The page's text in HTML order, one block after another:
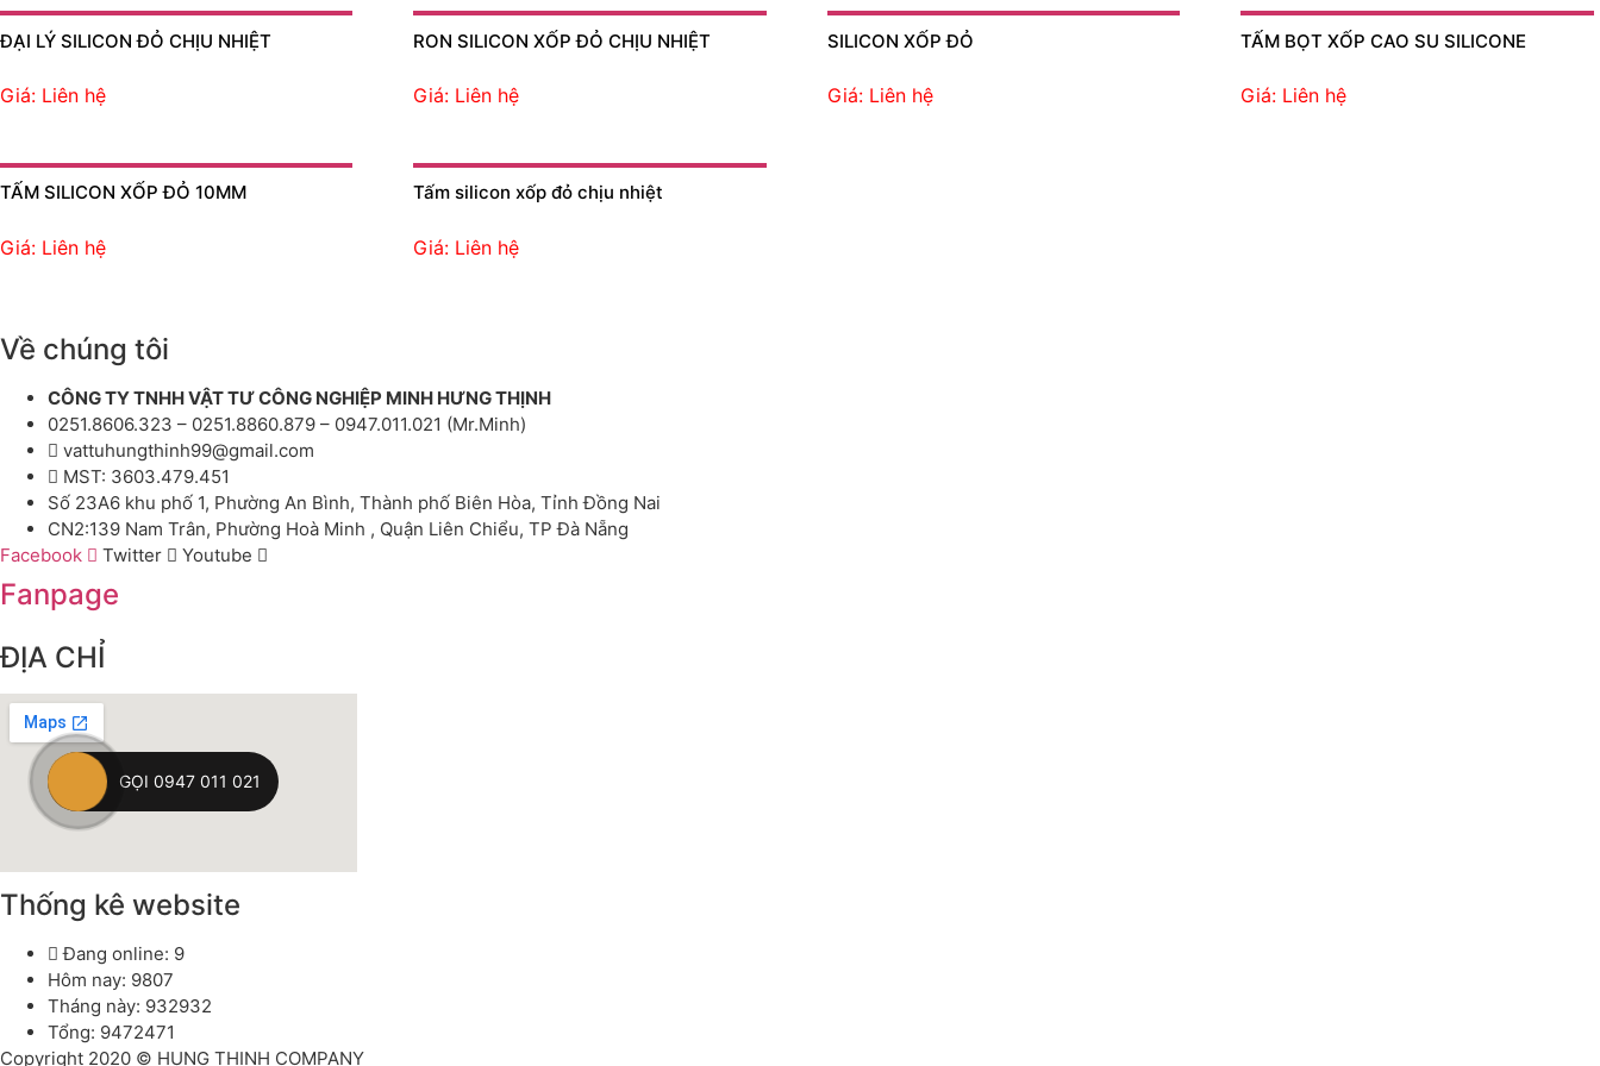
GỌI 0947 011 021
ĐẠI LÝ SILICON ĐỎ CHỊU NHIỆT
Giá: Liên hệ
RON SILICON XỐP ĐỎ CHỊU NHIỆT
Giá: Liên hệ
SILICON XỐP ĐỎ
Giá: Liên hệ
TẤM BỌT XỐP CAO SU SILICONE
Giá: Liên hệ
TẤM SILICON XỐP ĐỎ 10MM
Giá: Liên hệ
Tấm silicon xốp đỏ chịu nhiệt
Giá: Liên hệ
Về chúng tôi
CÔNG TY TNHH VẬT TƯ CÔNG NGHIỆP MINH HƯNG THỊNH
0251.8606.323 – 0251.8860.879 – 0947.011.021 (Mr.Minh)
vattuhungthinh99@gmail.com
MST: 3603.479.451
Số 23A6 khu phố 1, Phường An Bình, Thành phố Biên Hòa, Tỉnh Đồng Nai
CN2:139 Nam Trân, Phường Hoà Minh , Quận Liên Chiểu, TP Đà Nẵng
Facebook
Twitter Youtube
Fanpage
ĐỊA CHỈ
Thống kê website
Đang online: 9
Hôm nay: 9807
Tháng này: 932932
Tổng: 9472471
Copyright 2020 © HUNG THINH COMPANY